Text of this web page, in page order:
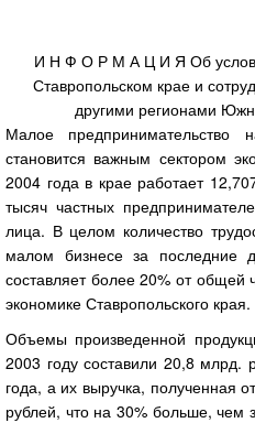
И Н Ф О Р М А Ц И Я Об
Ставропольском крае и
другими регионами
Малое
становится важным сектором
2004 года в крае работает
тысяч частных
лица. В целом количество
малом бизнесе за последние
составляет более 20% от общей
экономике Ставропольского края.
Объемы произведенной
2003 году составили 20,8 млрд.
года, а их выручка, полученная
рублей, что на 30% больше,